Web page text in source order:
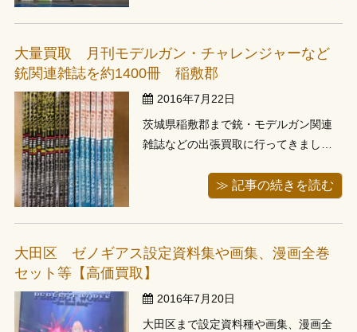
ぎりです。 電話でもお聞きしていたん
ですが、メインはディアゴスティーニ
のサンダーバードなどのジェリー・ア
ン...
大量買取 月刊モデルガン・チャレンジャーなど
銃関連雑誌を約1400冊 稲敷郡
2016年7月22日
茨城県稲敷郡まで銃・モデルガン関連
雑誌などの出張買取に行ってきまし
に、雑誌関連の内容をお伺い、何店か
「これは買い取れてこれは買い取れな
い」という内容だったそうで、全部買
い取れる所を探していたとのこと、当
店ではどれ...
≫ 記事の続きを読む
大田区 ゼノギアス設定資料集や画集、漫画全巻
セット等【高価買取】
2016年7月20日
大田区まで設定資料種や画集、漫画全